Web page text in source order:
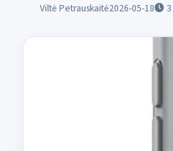
Viltė Petrauskaitė2026-05-18 3